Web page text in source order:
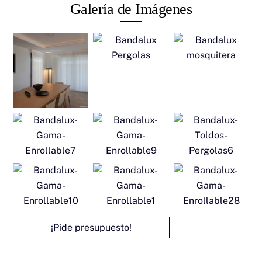
Galería de Imágenes
¡Pide presupuesto!